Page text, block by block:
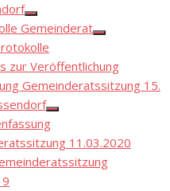
Show
sub
menu
Gemeinderat
Show
menu
zur Veröffentlichung
Gemeinderatssitzung 15.
Show
menu11.03.2020